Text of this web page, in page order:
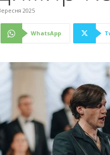
2025
WhatsApp